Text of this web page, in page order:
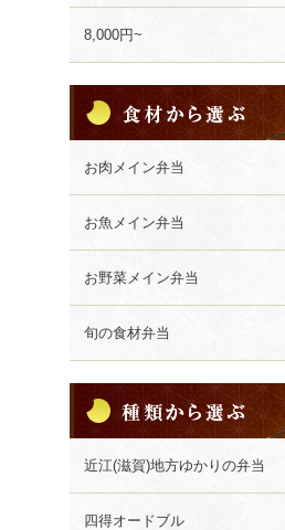
8,000円~
材
か
ら
選
ぶ
お肉メイン弁当
お魚メイン弁当
お野菜メイン弁当
旬の食材弁当
類
か
ら
選
ぶ
近江(滋賀)地方ゆかりの弁当
四得オードブル